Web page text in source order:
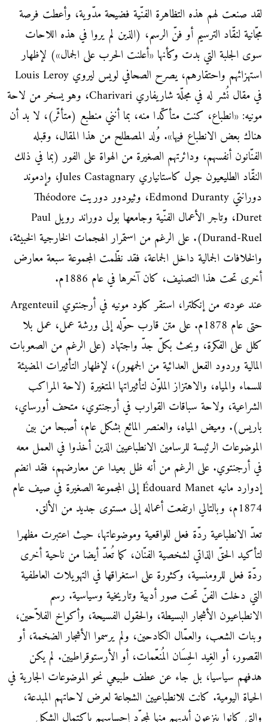
لقد صنعت لهم هذه التظاهرة الفنّية فضيحة مدّوية، وأعطت فرصة
مجّانية لنقّاد الترسيم أو فنّ الرسم، (الذين لم يروا في هذه اللاحات
سوى الجلبة التي بدت وكأنها «أعلنت الحرب على الجمال») لإظهار
استهزائهم واحتقارهم، يصرح الصحافي لويس ليروي Louis Leroy
في مقال نُشر له في مجلّة شاريفاري Charivari، وهو يسخر من لاحة
مونيه: «انطباع، كنت متأكّدا منه، بما أنني منطبع (متأثّر)، لا بد أن
هناك بعض الانطباع فيها». وُلد المصطلح من هذا المقال، وقبله
الفنّانون أنفسهم، ودائرتهم الصغيرة من الهواة على الفور (بما في ذلك
النقّاد الطليعيون جول كاستانياري Jules Castagnary، وإدموند
دورانتي Edmond Duranty، وثيودور دوريت Théodore
Duret، وتاجر الأعمال الفنّية وجامعها بول دوراند رويل Paul
Durand-Ruel). على الرغم من استمرار الهجمات الخارجية الخبيثة،
والخلافات الجمالية داخل الجماعة، فقد نظّمت المجموعة سبعة معارض
أخرى تحت هذا التصنيف، كان آخرها في عام 1886م.
عند عودته من إنكلترا، استقر كلود مونيه في أرجنتوي Argenteuil
حتى عام 1878م. على متن قارب حوّله إلى ورشة عمل، عمل بلا
كلل على الفكرة، وبحث بكلّ جدّ واجتهاد (على الرغم من الصعوبات
المالية وردود الفعل العدائية من الجمهور)، لإظهار التأثيرات المضيئة
للسماء والمياه، والاهتزاز الملوّن لتأثيراتها المتغيرة (لاحة المراكب
الشراعية، ولاحة سباقات القوارب في أرجنتوي، متحف أورساي،
باريس). وميض المياه، والعنصر المائع بشكل عام، أصبحا من بين
الموضوعات الرئيسة للرسامين الانطباعيين الذين أخذوا في العمل معه
في أرجنتوي. على الرغم من أنه ظل بعيدا عن معارضهم، فقد انضم
إدوارد مانيه Édouard Manet إلى المجموعة الصغيرة في صيف عام
1874م، وبالتالي ارتفعت أعماله إلى مستوى جديد من الألق.
تعدّ الانطباعية ردّة فعل للواقعية وموضوعاتها، حيث اعتبرت مظهرا
لتأكيد الحقّ الذاتي لشخصية الفنّان، كما تُعدّ أيضا من ناحية أخرى
ردّة فعل للرومنسية، وكثورة على استغراقها في التهويلات العاطفية
التي دخلت الفنّ تحت صور أدبية وتاريخية وسياسية. رسم
الانطباعيون الأشجار البسيطة، والحقول الفسيحة، وأكواخ الفلاّحين،
وبنات الشعب، والعمّال الكادحين، ولم يرسموا الأشجار الضخمة، أو
القصور، أو الغِيد الحِسَان المُنعّمات، أو الأرستوقراطيين. لم يكن
هدفهم سياسيا، بل جاء عن عطف طبيعي نحو الموضوعات الجارية في
الحياة اليومية. كانت للانطباعيين الشجاعة لعرض لاحاتهم المبدعة،